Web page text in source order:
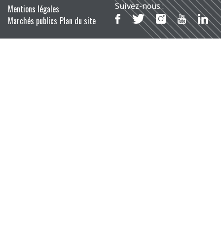
Mentions légales
Marchés publics Plan du site
Suivez-nous :